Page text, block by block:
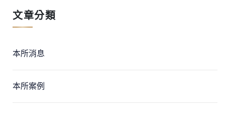
文章分類
本所消息
本所案例